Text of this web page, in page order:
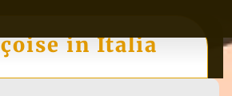
in Italia